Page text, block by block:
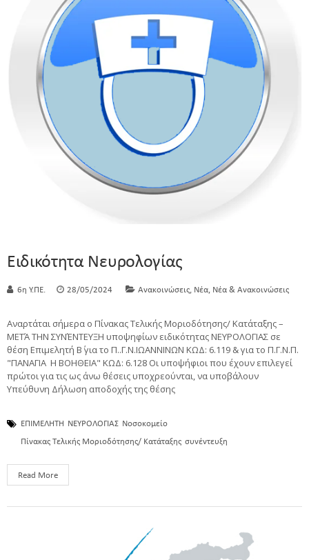
Ειδικότητα Νευρολογίας
6η Υ.ΠΕ. 28/05/2024 Ανακοινώσεις Νέα Νέα & Ανακοινώσεις
Αναρτάται σήμερα ο Πίνακας Τελικής Μοριοδότησης/ Κατάταξης –
ΜΕΤΆ ΤΗΝ ΣΥΝΈΝΤΕΥΞΗ υποψηφίων ειδικότητας ΝΕΥΡΟΛΟΓΙΑΣ σε
θέση Επιμελητή Β΄ για το Π..Γ.Ν.ΙΩΑΝΝΙΝΩΝ ΚΩΔ: 6.119 & για το Π.Γ.Ν.Π.
"ΠΑΝΑΓΙΑ Η ΒΟΗΘΕΙΑ" ΚΩΔ: 6.128 Οι υποψήφιοι που έχουν επιλεγεί
πρώτοι για τις ως άνω θέσεις υποχρεούνται, να υποβάλουν
Υπεύθυνη Δήλωση αποδοχής της θέσης
ΕΠΙΜΕΛΗΤΗ ΝΕΥΡΟΛΟΓΙΑΣ Νοσοκομείο
Πίνακας Τελικής Μοριοδότησης/ Κατάταξης συνέντευξη
Read More